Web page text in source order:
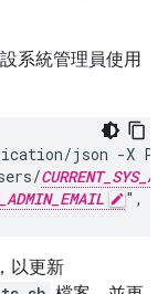
系統管理員使用
json -X
",
以更新